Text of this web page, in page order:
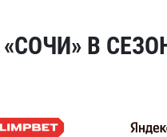
В